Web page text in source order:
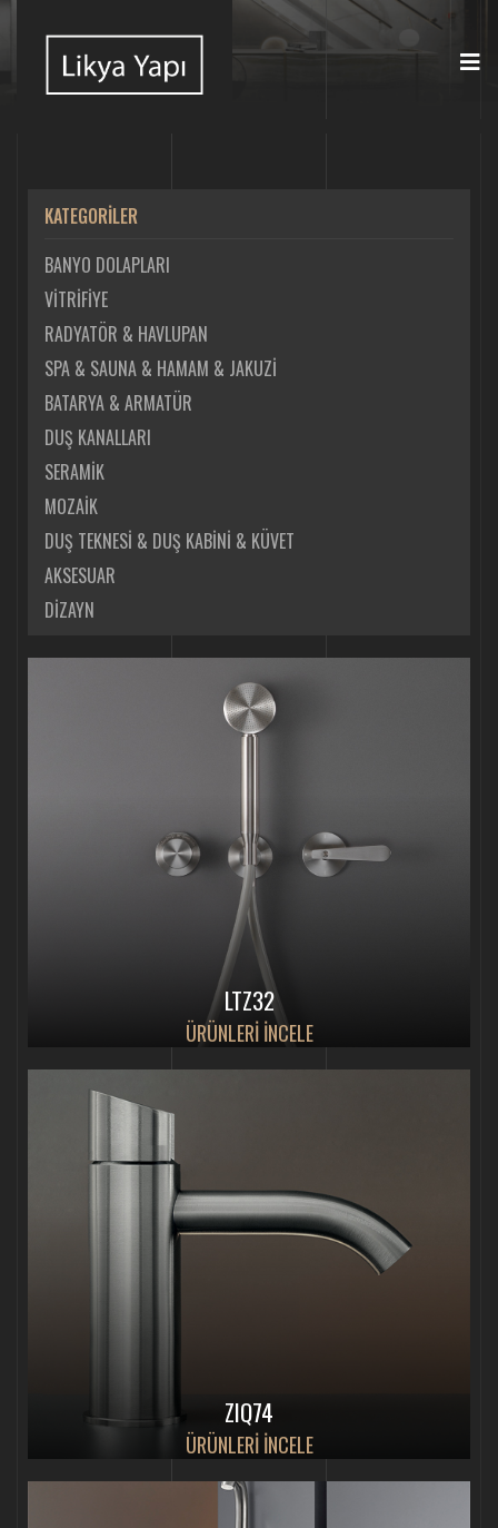
KATEGORİLER
BANYO DOLAPLARI
VİTRİFİYE
RADYATÖR & HAVLUPAN
SPA & SAUNA & HAMAM & JAKUZİ
BATARYA & ARMATÜR
DUŞ KANALLARI
SERAMİK
MOZAİK
DUŞ TEKNESİ & DUŞ KABİNİ & KÜVET
AKSESUAR
DİZAYN
LTZ32
ÜRÜNLERİ İNCELE
ZIQ74
ÜRÜNLERİ İNCELE